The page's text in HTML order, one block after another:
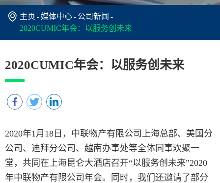
 主页 媒体中心
公司新闻
2020CUMIC年会：以服务创未来
2020CUMIC年会：以服务创未来
2020年1月18日，中联物产有限公司上海总部、美国分
公司、迪拜分公司、越南办事处等全体同事欢聚一
堂，共同在上海昆仑大酒店召开“以服务创未来”2020
年中联物产有限公司年会。同时，我们还邀请了部分